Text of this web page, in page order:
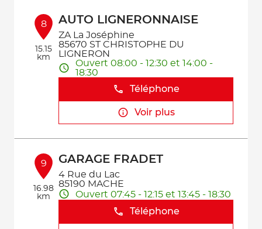
8
15.15
km
AUTO LIGNERONNAISE
ZA La Joséphine
85670 ST CHRISTOPHE DU
LIGNERON
Ouvert 08:00 - 12:30 et 14:00 -
18:30
Téléphone
Voir plus
9
16.98
km
GARAGE FRADET
4 Rue du Lac
85190 MACHE
Ouvert 07:45 - 12:15 et 13:45 - 18:30
Téléphone